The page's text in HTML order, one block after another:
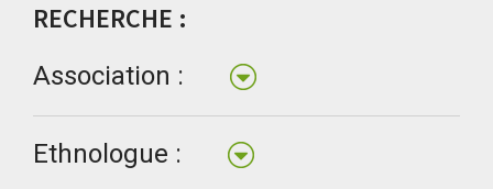
RECHERCHE :
Association :
Ethnologue :